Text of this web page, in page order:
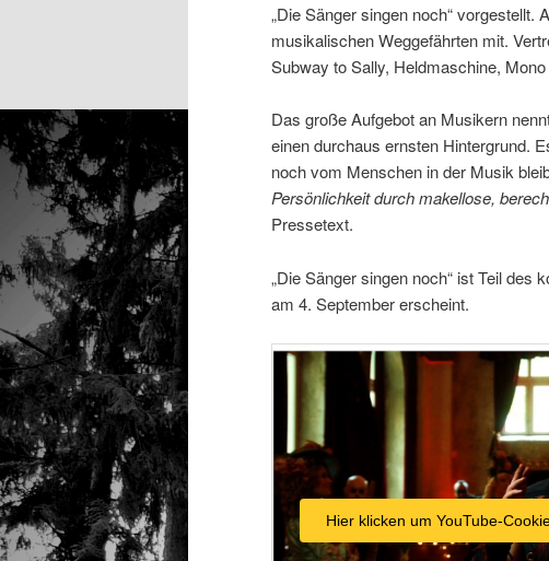
„Die Sänger singen noch“ vorgestellt.
musikalischen Weggefährten mit.
Subway to Sally, Heldmaschine,
Das große Aufgebot an Musikern
einen durchaus ernsten Hintergrund.
noch vom Menschen in der Musik
Persönlichkeit durch makellose,
Pressetext.
„Die Sänger singen noch“ ist Teil des
am 4. September erscheint.
Hier klicken um YouTube-